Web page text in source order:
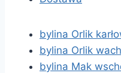
bylina Orlik
bylina Orlik
bylina Mak